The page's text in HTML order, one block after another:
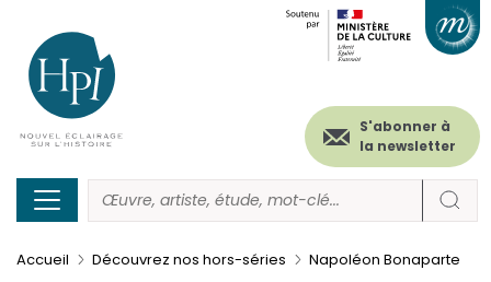
contenu
principal
Menu
secondaire
(header)
S'abonner à
la newsletter
Accueil Découvrez nos hors-séries Napoléon Bonaparte